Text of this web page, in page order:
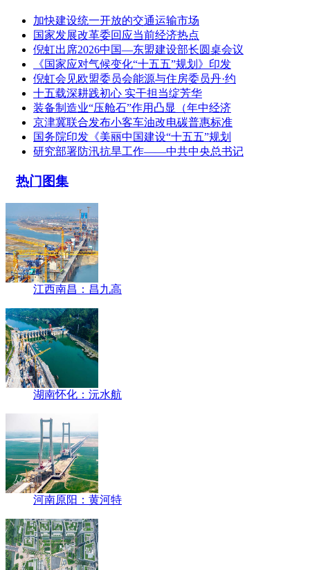
加快建设统一开放的交通运输市场
国家发展改革委回应当前经济热点
倪虹出席2026中国—东盟建设部长圆桌会议
《国家应对气候变化“十五五”规划》印发
倪虹会见欧盟委员会能源与住房委员丹·约
十五载深耕践初心 实干担当绽芳华
装备制造业“压舱石”作用凸显（年中经济
京津冀联合发布小客车油改电碳普惠标准
国务院印发《美丽中国建设“十五五”规划
研究部署防汛抗旱工作——中共中央总书记
热门图集
江西南昌：昌九高
湖南怀化：沅水航
河南原阳：黄河特